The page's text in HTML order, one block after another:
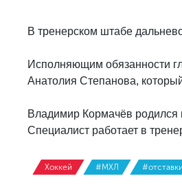
В тренерском штабе
Исполняющим обязанности
Анатолия Степанова,
Владимир Кормачёв родился
Специалист работает в
Хоккей #МХЛ